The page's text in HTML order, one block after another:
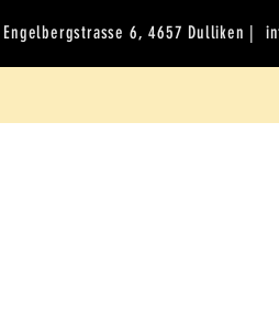
Engelbergstrasse 6, 4657 Dulliken |